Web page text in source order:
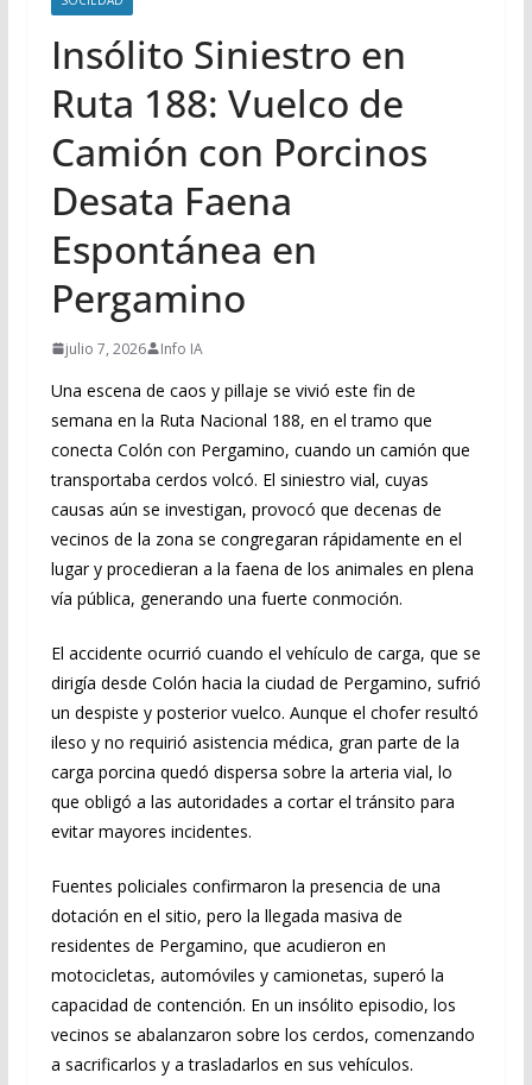
Insólito Siniestro en
Ruta 188: Vuelco de
Camión con Porcinos
Desata Faena
Espontánea en
Pergamino
julio 7, 2026 Info IA
Una escena de caos y pillaje se vivió este fin de
semana en la Ruta Nacional 188, en el tramo que
conecta Colón con Pergamino, cuando un camión que
transportaba cerdos volcó. El siniestro vial, cuyas
causas aún se investigan, provocó que decenas de
vecinos de la zona se congregaran rápidamente en el
lugar y procedieran a la faena de los animales en plena
vía pública, generando una fuerte conmoción.
El accidente ocurrió cuando el vehículo de carga, que se
dirigía desde Colón hacia la ciudad de Pergamino, sufrió
un despiste y posterior vuelco. Aunque el chofer resultó
ileso y no requirió asistencia médica, gran parte de la
carga porcina quedó dispersa sobre la arteria vial, lo
que obligó a las autoridades a cortar el tránsito para
evitar mayores incidentes.
Fuentes policiales confirmaron la presencia de una
dotación en el sitio, pero la llegada masiva de
residentes de Pergamino, que acudieron en
motocicletas, automóviles y camionetas, superó la
capacidad de contención. En un insólito episodio, los
vecinos se abalanzaron sobre los cerdos, comenzando
a sacrificarlos y a trasladarlos en sus vehículos.